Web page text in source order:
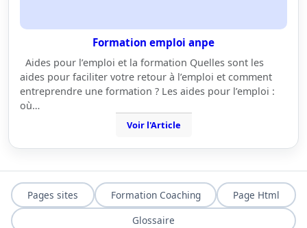
Formation emploi anpe
Aides pour l’emploi et la formation Quelles sont les
aides pour faciliter votre retour à l’emploi et comment
entreprendre une formation ? Les aides pour l’emploi :
où…
Voir l'Article
Pages sites Formation Coaching
Page Html
Glossaire